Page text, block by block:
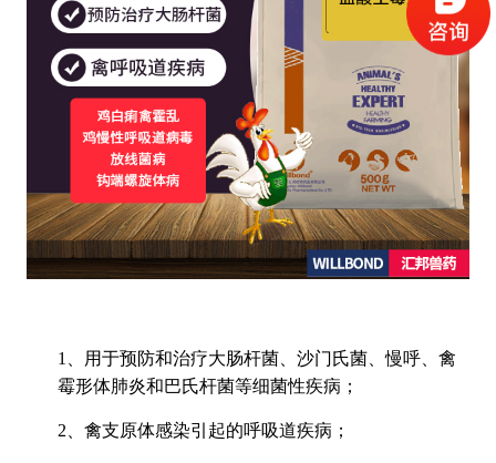
1、用于预防和治疗大肠杆菌、沙门氏菌、慢呼、禽
霉形体肺炎和巴氏杆菌等细菌性疾病；
2、禽支原体感染引起的呼吸道疾病；